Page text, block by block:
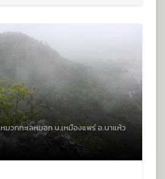
มวกทะเลหมอก บ.เหมืองแพร่ อ.นาแห้ว